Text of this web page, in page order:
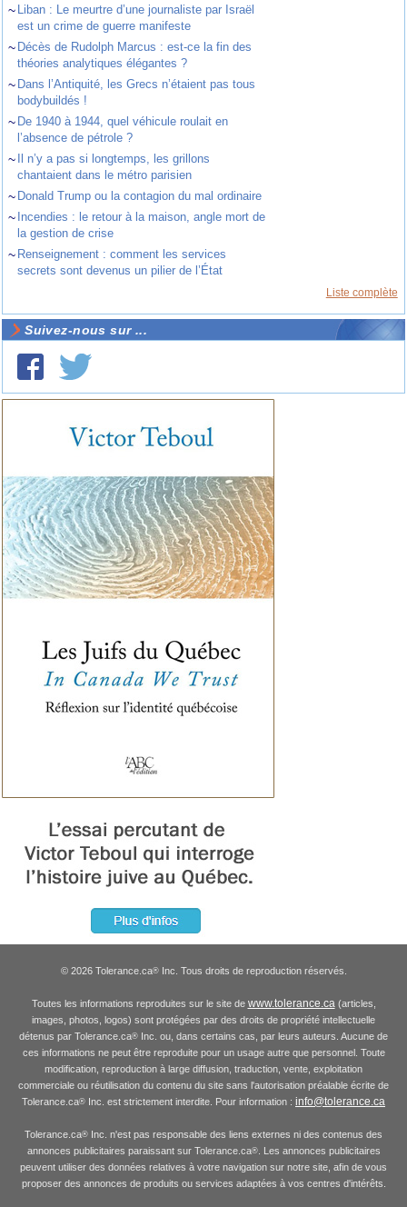
~ Liban : Le meurtre d’une journaliste par Israël
est un crime de guerre manifeste
~ Décès de Rudolph Marcus : est-ce la fin des
théories analytiques élégantes ?
~ Dans l’Antiquité, les Grecs n’étaient pas tous
bodybuildés !
~ De 1940 à 1944, quel véhicule roulait en
l’absence de pétrole ?
~
Il n’y a pas si longtemps, les grillons
chantaient dans le métro parisien
~ Donald Trump ou la contagion du mal ordinaire
~ Incendies : le retour à la maison, angle mort de
la gestion de crise
~ Renseignement : comment les services
secrets sont devenus un pilier de l’État
Liste complète
Suivez-nous sur ...
© 2026 Tolerance.ca®Inc. Tous droits de reproduction réservés.
Toutes les informations reproduites sur le site de www.tolerance.ca(articles,
images, photos, logos) sont protégées par des droits de propriété intellectuelle
détenus par Tolerance.ca® Inc. ou, dans certains cas, par leurs auteurs. Aucune de
ces informations ne peut être reproduite pour un usage autre que personnel. Toute
modification, reproduction à large diffusion, traduction, vente, exploitation
commerciale ou réutilisation du contenu du site sans l'autorisation préalable écrite de
Tolerance.ca® Inc. est strictement interdite. Pour information : info@tolerance.ca
Tolerance.ca® Inc. n'est pas responsable des liens externes ni des contenus des
annonces publicitaires paraissant sur Tolerance.ca®. Les annonces publicitaires
peuvent utiliser des données relatives à votre navigation sur notre site, afin de vous
proposer des annonces de produits ou services adaptées à vos centres d'intérêts.